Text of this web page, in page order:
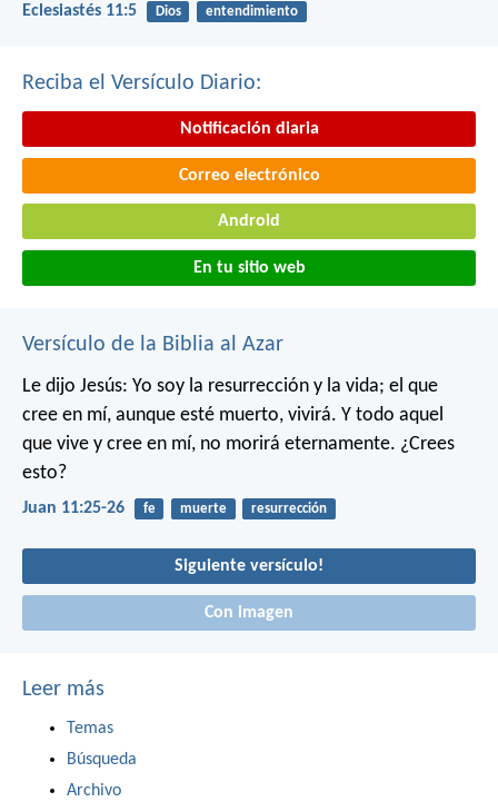
Eclesiastés 11:5 Dios entendimiento
Reciba el Versículo Diario:
Notificación diaria
Correo electrónico
Android
En tu sitio web
Versículo de la Biblia al Azar
Le dijo Jesús: Yo soy la resurrección y la vida; el que
cree en mí, aunque esté muerto, vivirá. Y todo aquel
que vive y cree en mí, no morirá eternamente. ¿Crees
esto?
Juan 11:25-26 fe muerte resurrección
Siguiente versículo!
Con imagen
Leer más
Temas
Búsqueda
Archivo